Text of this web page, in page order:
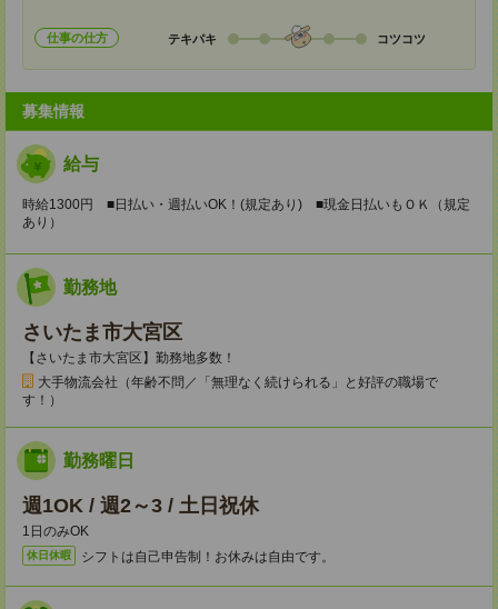
仕事の仕方 テキパキ コツコツ
募集情報
給与
時給1300円 ■日払い・週払いOK！(規定あり) ■現金日払いもＯＫ（規定
あり）
勤務地
さいたま市大宮区
【さいたま市大宮区】勤務地多数！
大手物流会社（年齢不問／「無理なく続けられる」と好評の職場で
す！）
勤務曜日
週1OK / 週2～3 / 土日祝休
1日のみOK
休日休暇 シフトは自己申告制！お休みは自由です。